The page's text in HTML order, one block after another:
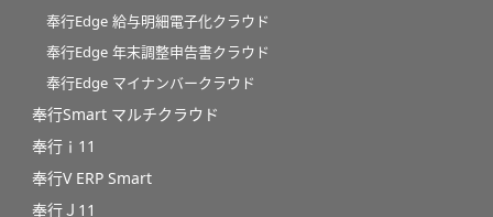
奉行Edge 給与明細電子化クラウド
奉行Edge 年末調整申告書クラウド
奉行Edge マイナンバークラウド
奉行Smart マルチクラウド
奉行ｉ11
奉行V ERP Smart
奉行Ｊ11